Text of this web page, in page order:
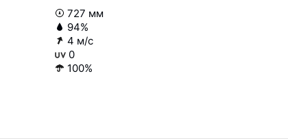
727 мм
94%
4 м/с
0
100%